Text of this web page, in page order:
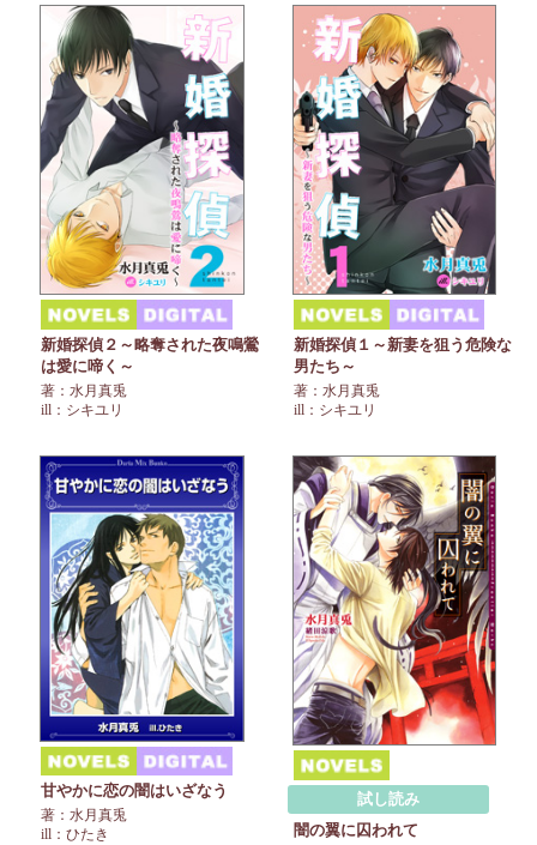
新婚探偵２～略奪された夜鳴鶯
は愛に啼く～
著：水月真兎
ill：シキユリ
新婚探偵１～新妻を狙う危険な
男たち～
著：水月真兎
ill：シキユリ
甘やかに恋の闇はいざなう
著：水月真兎
ill：ひたき
試し読み
闇の翼に囚われて